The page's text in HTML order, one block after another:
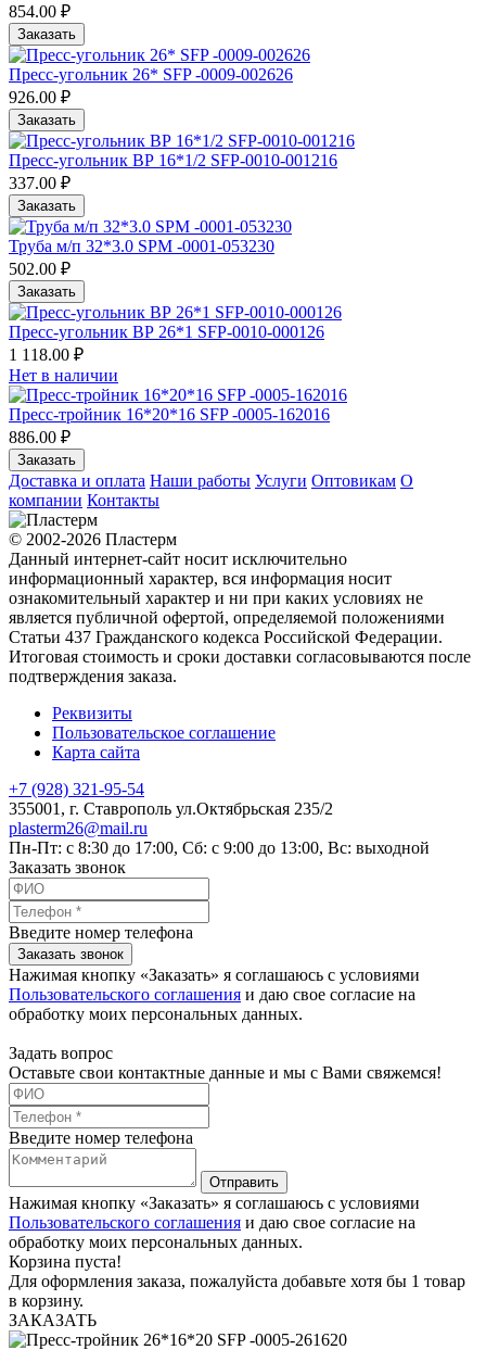
854.00 ₽
Заказать
Пресс-угольник 26* SFP -0009-002626
926.00 ₽
Заказать
Пресс-угольник ВР 16*1/2 SFP-0010-001216
337.00 ₽
Заказать
Труба м/п 32*3.0 SPМ -0001-053230
502.00 ₽
Заказать
Пресс-угольник ВР 26*1 SFP-0010-000126
1 118.00 ₽
Нет в наличии
Пресс-тройник 16*20*16 SFP -0005-162016
886.00 ₽
Заказать
Доставка и оплата Наши работы Услуги Оптовикам О
компании Контакты
© 2002-2026 Пластерм
Данный интернет-сайт носит исключительно
информационный характер, вся информация носит
ознакомительный характер и ни при каких условиях не
является публичной офертой, определяемой положениями
Статьи 437 Гражданского кодекса Российской Федерации.
Итоговая стоимость и сроки доставки согласовываются после
подтверждения заказа.
Реквизиты
Пользовательское соглашение
Карта сайта
+7 (928) 321-95-54
355001 , г. Ставрополь ул.Октябрьская 235/2
plasterm26@mail.ru
Пн-Пт: с 8:30 до 17:00, Сб: с 9:00 до 13:00, Вс: выходной
Заказать звонок
Введите номер телефона
Заказать звонок
Нажимая кнопку «Заказать» я соглашаюсь с условиями
Пользовательского соглашения и даю свое согласие на
обработку моих персональных данных.
Задать вопрос
Оставьте свои контактные данные и мы с Вами свяжемся!
Введите номер телефона
Отправить
Нажимая кнопку «Заказать» я соглашаюсь с условиями
Пользовательского соглашения и даю свое согласие на
обработку моих персональных данных.
Корзина пуста!
Для оформления заказа, пожалуйста добавьте хотя бы 1 товар
в корзину.
ЗАКАЗАТЬ